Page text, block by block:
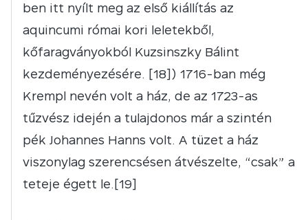
ben itt nyílt meg az első kiállítás az
aquincumi római kori leletekből,
kőfaragványokból Kuzsinszky Bálint
kezdeményezésére. [18]) 1716-ban még
Krempl nevén volt a ház, de az 1723-as
tűzvész idején a tulajdonos már a szintén
pék Johannes Hanns volt. A tüzet a ház
viszonylag szerencsésen átvészelte, “csak” a
teteje égett le.[19]